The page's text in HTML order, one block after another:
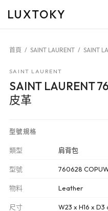
LUXTOKY
首頁 / SAINT LAURENT / SAINT
SAINT LAURENT
SAINT LAURENT
皮革
型號規格
類型 肩背包
型號 760628
物料 Leather
尺寸 W23 x H16 x D3